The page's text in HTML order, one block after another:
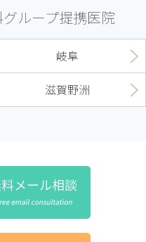
ループ提携医院
岐阜
滋賀野洲